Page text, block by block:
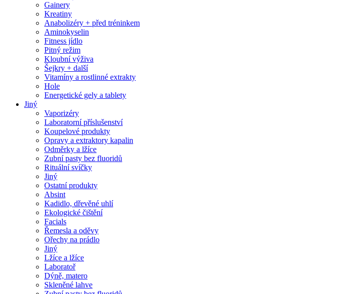
Gainery
Kreatiny
Anabolizéry + před tréninkem
Aminokyselin
Fitness jídlo
Pitný režim
Kloubní výživa
Šejkry + další
Vitamíny a rostlinné extrakty
Hole
Energetické gely a tablety
Jiný
Vaporizéry
Laboratorní příslušenství
Koupelové produkty
Opravy a extraktory kapalin
Odměrky a lžíce
Zubní pasty bez fluoridů
Rituální svíčky
Jiný
Ostatní produkty
Absint
Kadidlo, dřevěné uhlí
Ekologické čištění
Facials
Řemesla a oděvy
Ořechy na prádlo
Jiný
Lžíce a lžíce
Laboratoř
Dýně, matero
Skleněné lahve